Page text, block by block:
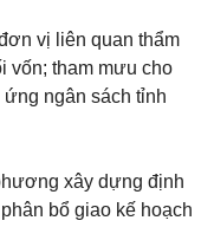
vị liên quan thẩm
vốn; tham mưu cho
ngân sách tỉnh
xây dựng định
bổ giao kế hoạch